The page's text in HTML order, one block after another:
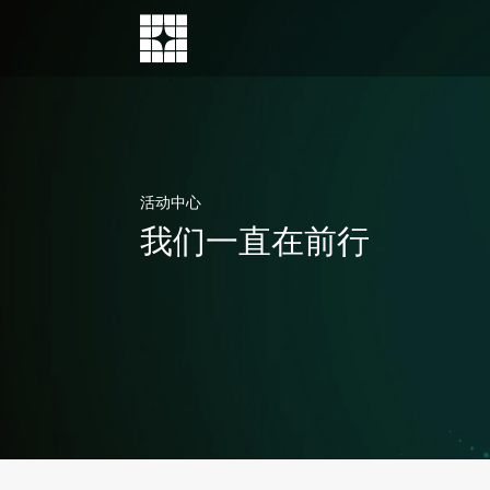
消费电子
敏捷而高效，为用户提供更好的交互体验
汽车电子
独具“慧眼” ，为智慧出行提供强大支撑
安防监控
看得更清，全方位守护人员和财产安全
智能家居
智慧无处不在，为你打造方便的生活环境
智能工业
助力智能制造新时代
ABOUT US
了解北极芯微
NEWS
见证我们前进的脚步
活动中心
我们一直在前行